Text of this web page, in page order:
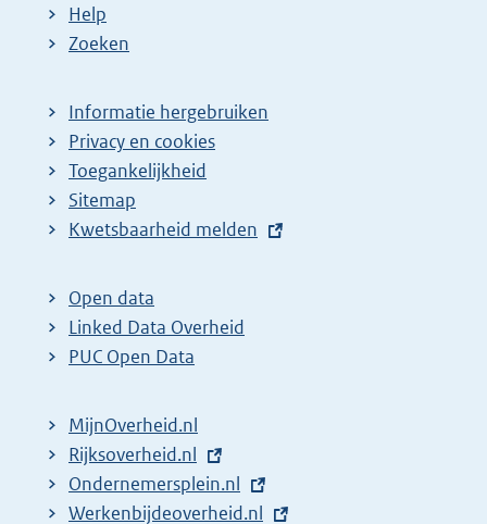
Help
Zoeken
Informatie hergebruiken
Privacy en cookies
Toegankelijkheid
Sitemap
E
t
e
r
l
i
n
Kwetsbaarheid melden
Open data
Linked Data Overheid
PUC Open Data
MijnOverheid.nl
E
x
t
Rijksoverheid.nl
E
x
Ondernemersplein.nl
E
Werkenbijdeoverheid.nl